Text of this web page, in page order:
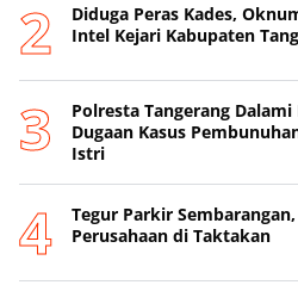
Diduga Peras Kades,
Intel Kejari Kabupaten
Polresta Tangerang
Dugaan Kasus
Istri
Tegur Parkir
Perusahaan di Taktakan